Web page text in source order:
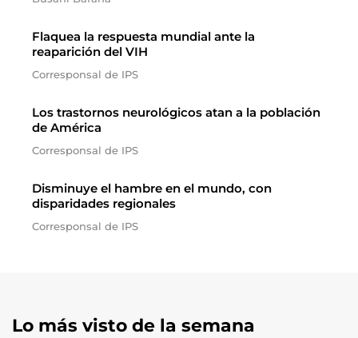
Flaquea la respuesta mundial ante la
reaparición del VIH
Corresponsal de IPS
Los trastornos neurológicos atan a la población
de América
Corresponsal de IPS
Disminuye el hambre en el mundo, con
disparidades regionales
Corresponsal de IPS
Lo más visto de la semana